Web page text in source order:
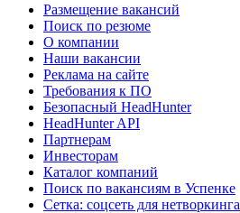
Размещение вакансий
Поиск по резюме
О компании
Наши вакансии
Реклама на сайте
Требования к ПО
Безопасный HeadHunter
HeadHunter API
Партнерам
Инвесторам
Каталог компаний
Поиск по вакансиям в Успенке
Сетка: соцсеть для нетворкинга